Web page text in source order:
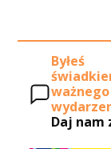
Byłeś
ważnego
Daj nam